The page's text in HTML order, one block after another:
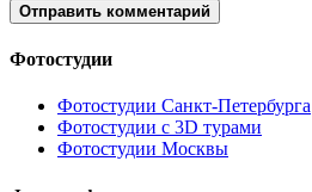
Отправить комментарий
Фотостудии
Фотостудии Санкт-Петербурга
Фотостудии с 3D турами
Фотостудии Москвы